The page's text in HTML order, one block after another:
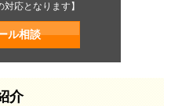
対応となります】
ル相談
介